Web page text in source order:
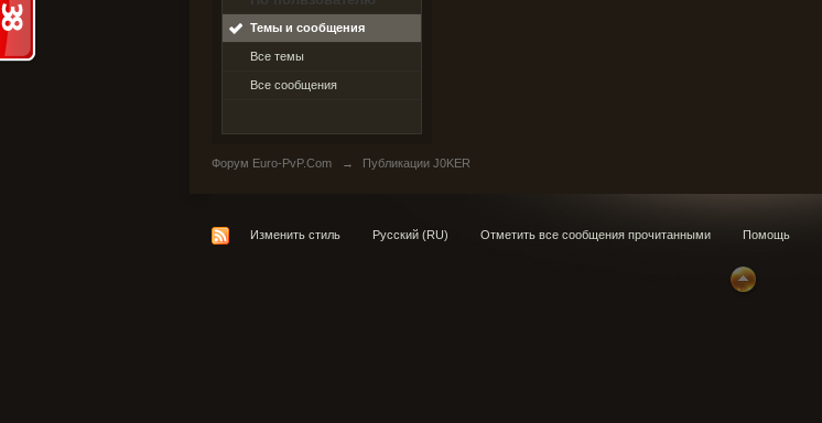
Темы и сообщения
Все темы
Все сообщения
Форум Euro-PvP.Com → Публикации J0KER
Изменить стиль Русский (RU) Отметить все сообщения прочитанными Помощь